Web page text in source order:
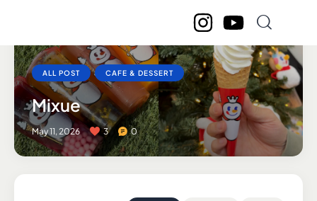
ALL POST CAFE & DESSERT
Mixue
May 11, 2026 3 0